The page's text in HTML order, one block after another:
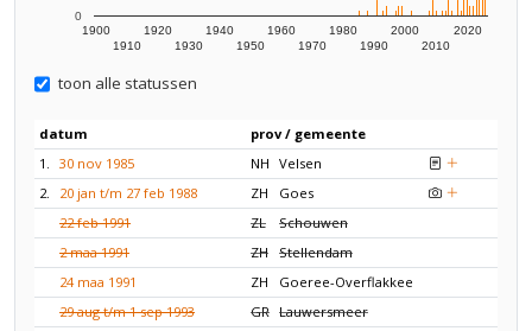
1900
1910
1920
1930
1940
1950
1960
1970
1980
1990
2000
2010
2020
0
toon alle statussen
datum
prov / gemeente
1. 30 nov 1985 NH Velsen
2.
20 jan t/m 27 feb 1988 ZH
Goes
22 feb 1991
ZL
Schouwen
2 maa 1991
ZH Stellendam
24 maa 1991
ZH
Goeree-Overflakkee
29 aug t/m 1 sep 1993
GR Lauwersmeer